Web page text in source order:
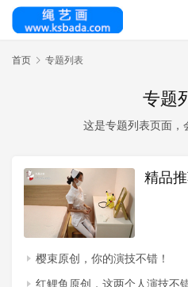
首页 专题列表
专题
这是专题列表页面，
精品
樱束原创，你的演技不错！
红鲤鱼原创，这两个人演技不